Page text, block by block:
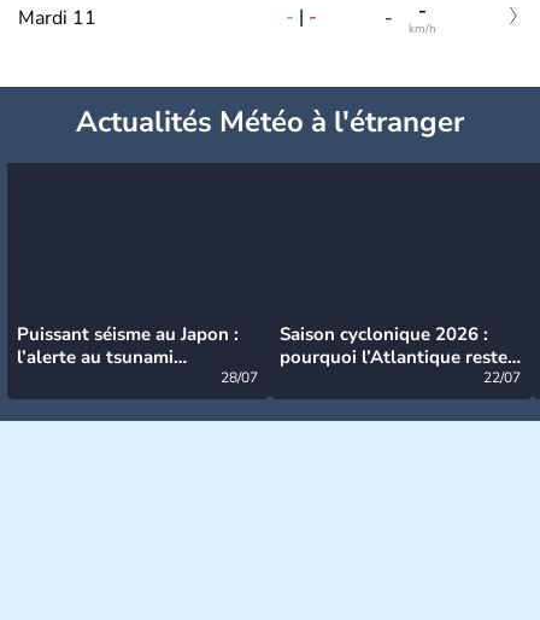
Mardi 11 - | - - -
km/h
Actualités Météo à l'étranger
Puissant séisme au Japon :
l’alerte au tsunami
28/07
Saison cyclonique 2026 :
pourquoi l’Atlantique reste
22/07